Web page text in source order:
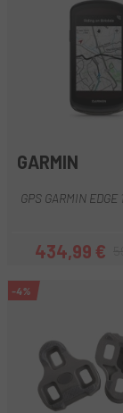
GARMIN
GPS GARMIN EDGE
434,99 €
-4%